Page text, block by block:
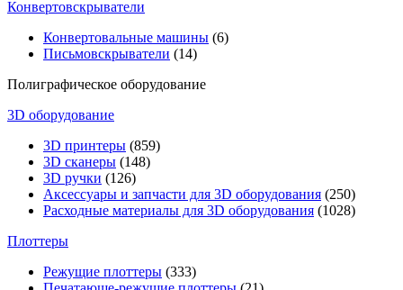
Конвертовскрыватели
Конвертовальные машины (6)
Письмовскрыватели (14)
Полиграфическое оборудование
3D оборудование
3D принтеры (859)
3D сканеры (148)
3D ручки (126)
Аксессуары и запчасти для 3D оборудования (250)
Расходные материалы для 3D оборудования (1028)
Плоттеры
Режущие плоттеры (333)